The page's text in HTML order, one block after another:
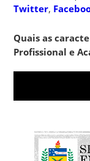
Twitter,
Quais as
Profissional e